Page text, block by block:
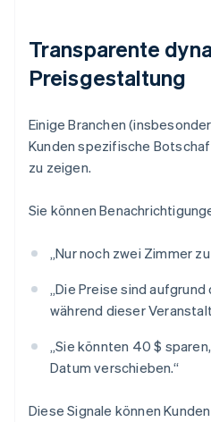
Transparente
Preisgestaltung
Einige Branchen
Kunden spezifische
zu zeigen.
Sie können
„Nur noch zwei Zimmer
„Die Preise sind
während dieser
„Sie könnten 40 $
Datum verschieben.“
Diese Signale können